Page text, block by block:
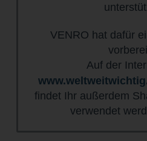
VENRO hat dafür
Auf der
findet Ihr außerdem
verwendet